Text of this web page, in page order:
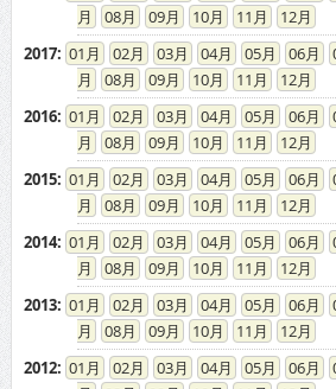
01 02 03 04 05 06
08
09 10 11
12
01 02 03 04 05 06
08
09 10 11
12
01 02 03 04 05 06
08
09 10 11
12
01 02 03 04 05 06
08
09 10 11
12
01 02 03 04 05 06
08
09 10 11
12
01 02 03 04 05 06
08
09 10 11
12